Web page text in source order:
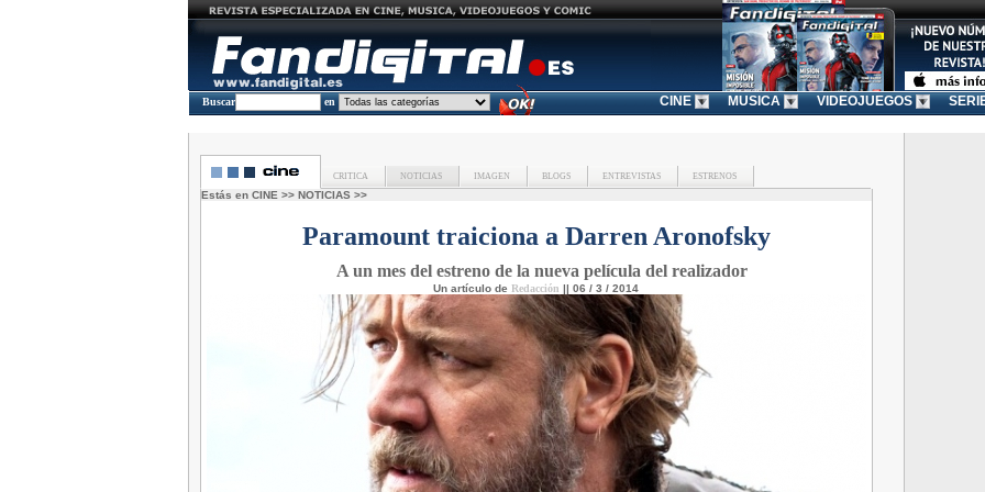
Buscar en CINE MUSICA VIDEOJUEGOS
CRITICA NOTICIAS IMAGEN BLOGS ENTREVISTAS ESTRENOS
Estás en CINE >> NOTICIAS >>
Paramount traiciona a Darren Aronofsky
A un mes del estreno de la nueva película del realizador
Un artículo de Redacción || 06 / 3 / 2014